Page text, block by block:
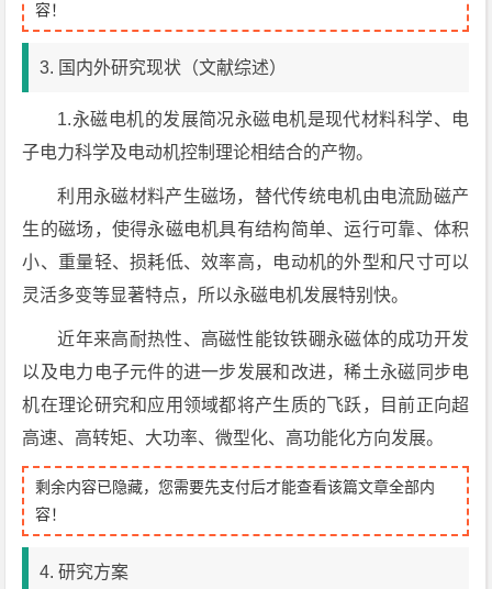
容！
3. 国内外研究现状（文献综述）
1.永磁电机的发展简况永磁电机是现代材料科学、电
子电力科学及电动机控制理论相结合的产物。
利用永磁材料产生磁场，替代传统电机由电流励磁产
生的磁场，使得永磁电机具有结构简单、运行可靠、体积
小、重量轻、损耗低、效率高，电动机的外型和尺寸可以
灵活多变等显著特点，所以永磁电机发展特别快。
近年来高耐热性、高磁性能钕铁硼永磁体的成功开发
以及电力电子元件的进一步发展和改进，稀土永磁同步电
机在理论研究和应用领域都将产生质的飞跃，目前正向超
高速、高转矩、大功率、微型化、高功能化方向发展。
剩余内容已隐藏，您需要先支付后才能查看该篇文章全部内
容！
4. 研究方案